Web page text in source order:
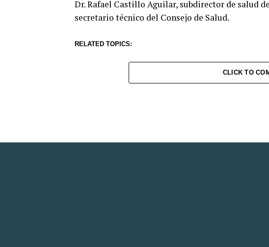
Dr. Rafael Castillo Aguilar, subdirector de salud
secretario técnico del Consejo de Salud.
RELATED TOPICS:
CLICK TO